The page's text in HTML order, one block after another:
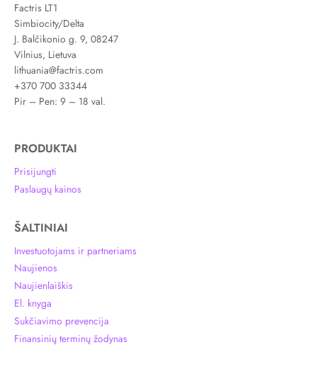
Factris LT1
Simbiocity/Delta
J. Balčikonio g. 9, 08247
Vilnius, Lietuva
lithuania@factris.com
+370 700 33344
Pir – Pen: 9 – 18 val.
PRODUKTAI
Prisijungti
Paslaugų kainos
ŠALTINIAI
Investuotojams ir partneriams
Naujienos
Naujienlaiškis
El. knyga
Sukčiavimo prevencija
Finansinių terminų žodynas